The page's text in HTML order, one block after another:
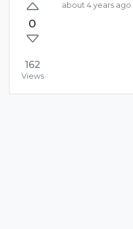
0
162
Views
about 4 years ago